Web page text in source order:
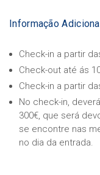
Informação
Check-in a partir
Check-out até ás
Check-in a partir
No check-in,
300€, que será
se encontre nas
no dia da entrada.